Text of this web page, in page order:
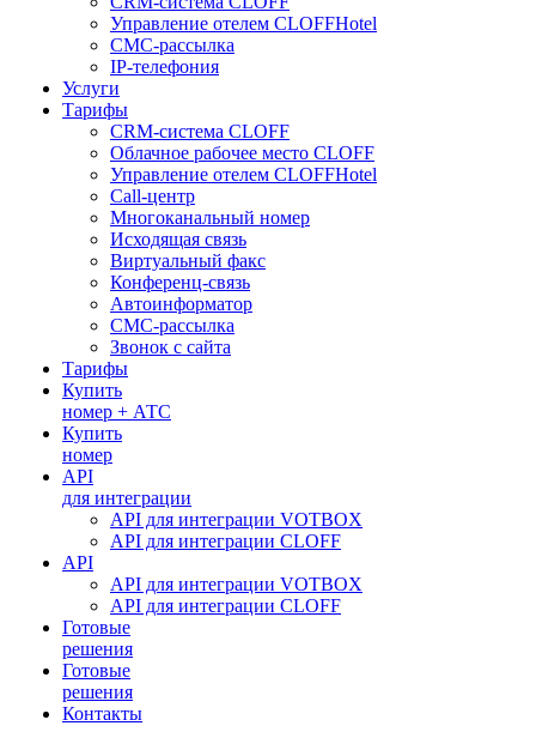
Управление отелем CLOFFHotel
СМС-рассылка
IP-телефония
Услуги
Тарифы
CRM-система CLOFF
Облачное рабочее место CLOFF
Управление отелем CLOFFHotel
Call-центр
Многоканальный номер
Исходящая связь
Виртуальный факс
Конференц-связь
Автоинформатор
СМС-рассылка
Звонок с сайта
Тарифы
Купить
номер + АТС
Купить
номер
API
для интеграции
API для интеграции VOTBOX
API для интеграции CLOFF
API
API для интеграции VOTBOX
API для интеграции CLOFF
Готовые
решения
Готовые
решения
Контакты